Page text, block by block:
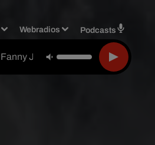
Webradios Podcasts
Fanny J